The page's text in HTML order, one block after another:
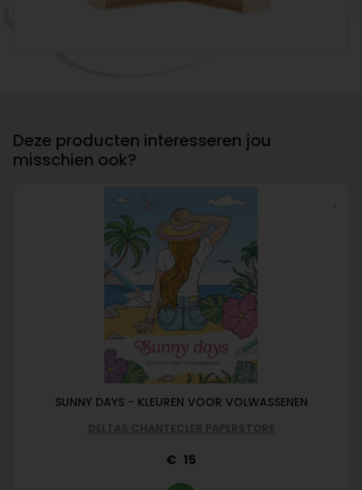
Deze producten interesseren jou
misschien ook?
SUNNY DAYS - KLEUREN VOOR VOLWASSENEN
DELTAS CHANTECLER PAPERSTORE
15